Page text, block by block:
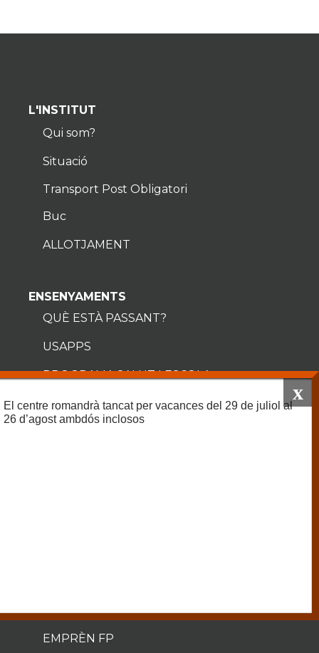
L'INSTITUT
Qui som?
Situació
Transport Post Obligatori
Buc
ALLOTJAMENT
ENSENYAMENTS
QUÈ ESTÀ PASSANT?
USAPPS
PROGRAMA SALUT I ESCOLA
BUC
INNOVA FP
EMPRÈN FP
El centre romandrà tancat per vacances del 29 de juliol al
26 d’agost ambdós inclosos